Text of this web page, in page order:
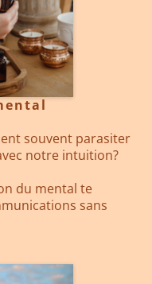
souvent parasiter
notre intuition?
du mental te
sans